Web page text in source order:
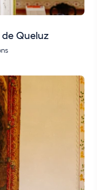
de Queluz